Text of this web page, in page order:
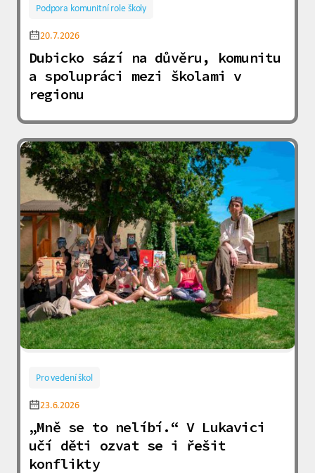
Podpora komunitní role školy
20.7.2026
Dubicko sází na důvěru, komunitu
a spolupráci mezi školami v
regionu
Pro vedení škol
23.6.2026
„Mně se to nelíbí.“ V Lukavici
učí děti ozvat se i řešit
konflikty